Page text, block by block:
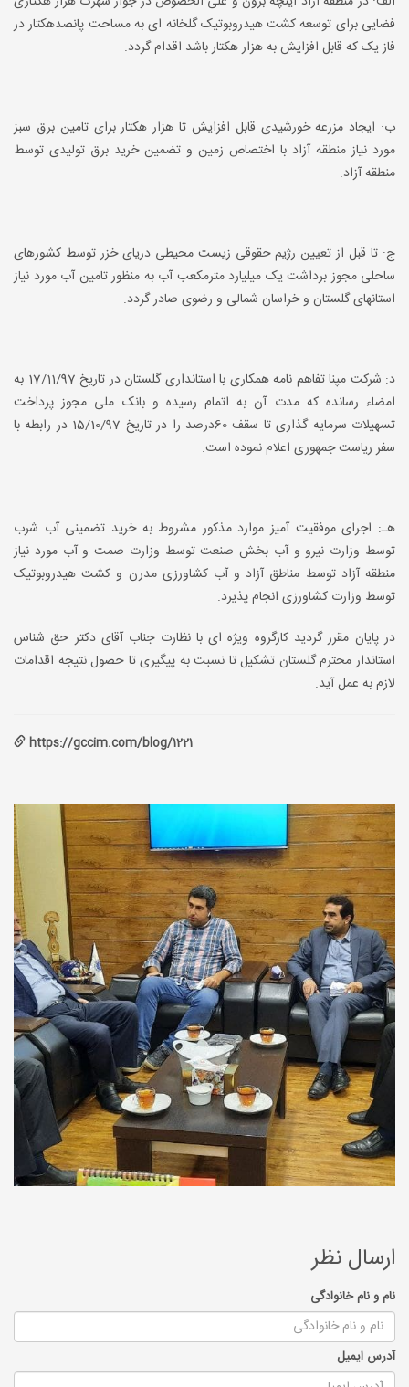
فضایی برای توسعه کشت هیدروبوتیک گلخانه ای به مساحت پانصدهکتار در
فاز یک که قابل افزایش به هزار هکتار باشد اقدام گردد.
ب: ایجاد مزرعه خورشیدی قابل افزایش تا هزار هکتار برای تامین برق سبز
مورد نیاز منطقه آزاد با اختصاص زمین و تضمین خرید برق تولیدی توسط
منطقه آزاد.
ج: تا قبل از تعیین رژیم حقوقی زیست محیطی دریای خزر توسط کشورهای
ساحلی مجوز برداشت یک میلیارد مترمکعب آب به منظور تامین آب مورد نیاز
استانهای گلستان و خراسان شمالی و رضوی صادر گردد.
د: شرکت مپنا تفاهم نامه همکاری با استانداری گلستان در تاریخ 17/11/97 به
امضاء رسانده که مدت آن به اتمام رسیده و بانک ملی مجوز پرداخت
تسهیلات سرمایه گذاری تا سقف 60درصد را در تاریخ 15/10/97 در رابطه با
سفر ریاست جمهوری اعلام نموده است.
هـ: اجرای موفقیت آمیز موارد مذکور مشروط به خرید تضمینی آب شرب
توسط وزارت نیرو و آب بخش صنعت توسط وزارت صمت و آب مورد نیاز
منطقه آزاد توسط مناطق آزاد و آب کشاورزی مدرن و کشت هیدروبوتیک
توسط وزارت کشاورزی انجام پذیرد.
در پایان مقرر گردید کارگروه ویژه ای با نظارت جناب آقای دکتر حق شناس
استاندار محترم گلستان تشکیل تا نسبت به پیگیری تا حصول نتیجه اقدامات
لازم به عمل آید.
https://gccim.com/blog/1221
ارسال نظر
نام و نام خانوادگی
آدرس ایمیل